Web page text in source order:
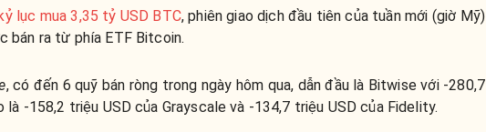
lục mua 3,35 tỷ USD BTC, phiên giao dịch đầu tiên của tuần mới (giờ Mỹ)
bán ra từ phía ETF Bitcoin.
, có đến 6 quỹ bán ròng trong ngày hôm qua, dẫn đầu là Bitwise với -280,7
là -158,2 triệu USD của Grayscale và -134,7 triệu USD của Fidelity.